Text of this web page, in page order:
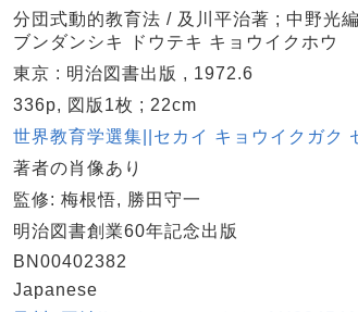
分団式動的教育法 / 及川平治著 ; 中野光編
ブンダンシキ ドウテキ キョウイクホウ
東京 : 明治図書出版 , 1972.6
336p, 図版1枚 ; 22cm
世界教育学選集||セカイ キョウイクガク
著者の肖像あり
監修: 梅根悟, 勝田守一
明治図書創業60年記念出版
BN00402382
Japanese